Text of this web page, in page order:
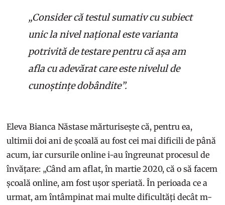
„Consider că testul sumativ cu subiect
unic la nivel național este varianta
potrivită de testare pentru că așa am
afla cu adevărat care este nivelul de
cunoștințe dobândite”.
Eleva Bianca Năstase mărturisește că, pentru ea,
ultimii doi ani de școală au fost cei mai dificili de până
acum, iar cursurile online i-au îngreunat procesul de
învățare: „Când am aflat, în martie 2020, că o să facem
școală online, am fost ușor speriată. În perioada ce a
urmat, am întâmpinat mai multe dificultăți decât m-